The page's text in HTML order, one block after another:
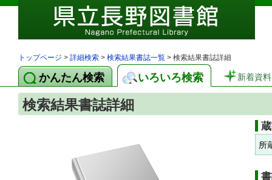
トップページ > 詳細検索 > 検索結果書誌一覧 > 検索結果書誌詳細
かんたん検索 いろいろ検索 新着資料
検索結果書誌詳細
所